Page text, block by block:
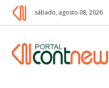
sábado, agosto 08, 2026